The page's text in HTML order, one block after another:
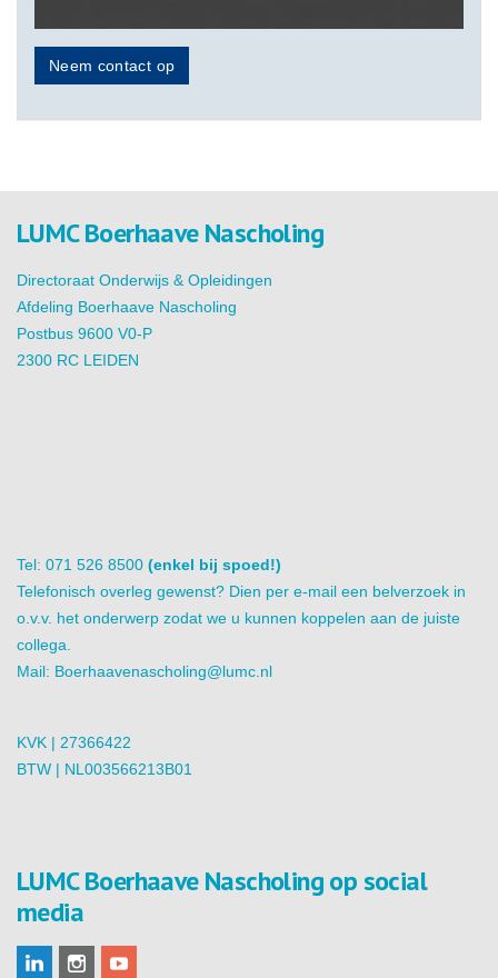
Neem contact op
LUMC Boerhaave Nascholing
Directoraat Onderwijs & Opleidingen
Afdeling Boerhaave Nascholing
Postbus 9600 V0-P
2300 RC LEIDEN
Tel: 071 526 8500 (enkel bij spoed!)
Telefonisch overleg gewenst? Dien per e-mail een belverzoek in
o.v.v. het onderwerp zodat we u kunnen koppelen aan de juiste
collega.
Mail: Boerhaavenascholing@lumc.nl
KVK | 27366422
BTW | NL003566213B01
LUMC Boerhaave Nascholing op social
media